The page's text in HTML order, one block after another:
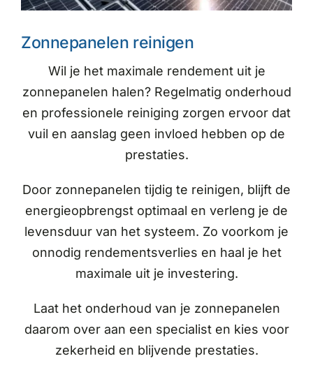
Zonnepanelen reinigen
Wil je het maximale rendement uit je
zonnepanelen halen? Regelmatig onderhoud
en professionele reiniging zorgen ervoor dat
vuil en aanslag geen invloed hebben op de
prestaties.
Door zonnepanelen tijdig te reinigen, blijft de
energieopbrengst optimaal en verleng je de
levensduur van het systeem. Zo voorkom je
onnodig rendementsverlies en haal je het
maximale uit je investering.
Laat het onderhoud van je zonnepanelen
daarom over aan een specialist en kies voor
zekerheid en blijvende prestaties.